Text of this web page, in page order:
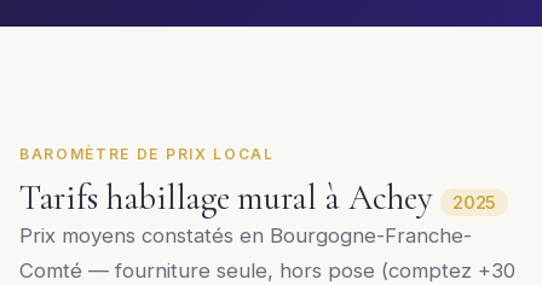
BAROMÈTRE DE PRIX LOCAL
Tarifs habillage mural à Achey 2025
Prix moyens constatés en Bourgogne-Franche-
Comté — fourniture seule, hors pose (comptez +30